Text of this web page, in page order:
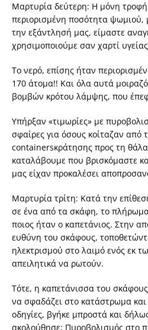
Μαρτυρία δεύτερη: Η μόνη
περιορισμένη ποσότητα ψωμιού,
την εξάντλησή μας, είμαστε
χρησιμοποιούμε σαν χαρτί
Το νερό, επίσης ήταν
170 άτομα!! Και όλα αυτά
βομβών κρότου λάμψης, που
Υπήρξαν «τιμωρίες» με
σφαίρες για όσους κοίταζαν από
containersκράτησης προς τη
καταλάβουμε που βρισκόμαστε
μας είχαν προκαλέσει
Μαρτυρία τρίτη: Κατά την
σε ένα από τα σκάφη, το
ποιος ήταν ο καπετάνιος. Στην
ευθύνη του σκάφους,
ηλεκτρισμού στο λαιμό ενός εκ
απειλητικά να ρωτούν.
Τότε, η καπετάνισσα του
να σφαδάζει στο κατάστρωμα
οδηγίες, βγήκε μπροστά και
ακολούθησε; Πυροβολισμός στο